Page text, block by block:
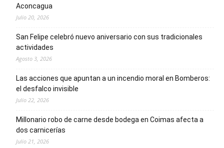
Aconcagua
Julio 20, 2026
San Felipe celebró nuevo aniversario con sus tradicionales
actividades
Agosto 3, 2026
Las acciones que apuntan a un incendio moral en Bomberos:
el desfalco invisible
Julio 22, 2026
Millonario robo de carne desde bodega en Coimas afecta a
dos carnicerías
Julio 21, 2026